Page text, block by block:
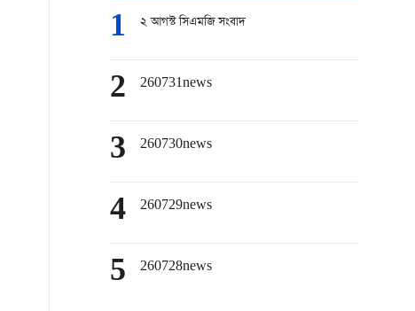
1 ২ আগস্ট সিএমজি সংবাদ
2 260731news
3 260730news
4 260729news
5 260728news